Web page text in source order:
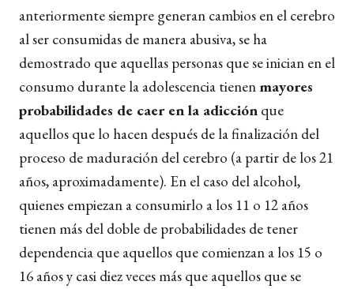
anteriormente siempre generan cambios en el cerebro
al ser consumidas de manera abusiva, se ha
demostrado que aquellas personas que se inician en el
consumo durante la adolescencia tienen mayores
probabilidades de caer en la adicción que
aquellos que lo hacen después de la finalización del
proceso de maduración del cerebro (a partir de los 21
años, aproximadamente). En el caso del alcohol,
quienes empiezan a consumirlo a los 11 o 12 años
tienen más del doble de probabilidades de tener
dependencia que aquellos que comienzan a los 15 o
16 años y casi diez veces más que aquellos que se